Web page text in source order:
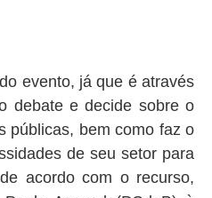
evento, já que é através
debate e decide sobre o
públicas, bem como faz o
de seu setor para
acordo com o recurso,